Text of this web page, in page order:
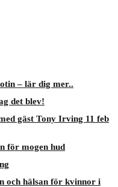
– lär dig mer..
det blev!
gäst Tony Irving 11 feb
för mogen hud
och hälsan för kvinnor i